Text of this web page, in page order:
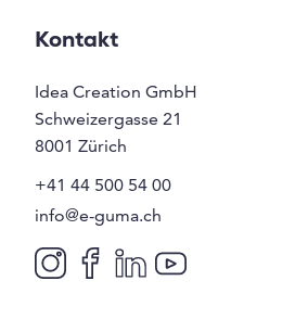
Kontakt
Idea Creation GmbH
Schweizergasse 21
8001 Zürich
+41 44 500 54 00
info@e-guma.ch